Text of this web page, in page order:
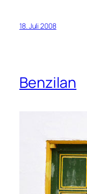
18. Juli 2008
Benzilan